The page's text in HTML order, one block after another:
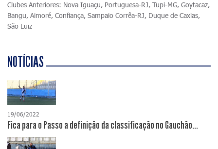
Clubes Anteriores: Nova Iguaçu, Portuguesa-RJ, Tupi-MG, Goytacaz,
Bangu, Aimoré, Confiança, Sampaio Corrêa-RJ, Duque de Caxias,
São Luiz
NOTÍCIAS
19/06/2022
Fica para o Passo a definição da classificação no Gauchão...